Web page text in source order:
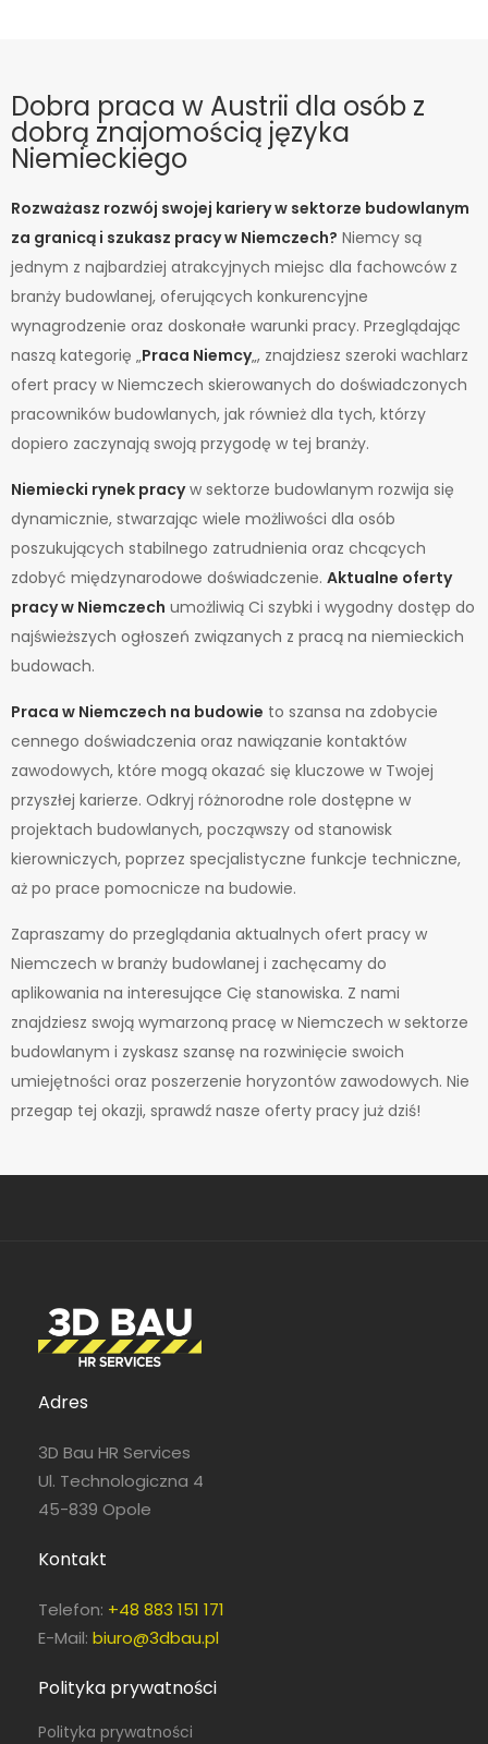
Pełny etat
Dobra praca w Austrii dla osób z
dobrą znajomością języka
Niemieckiego
Rozważasz rozwój swojej kariery w sektorze budowlanym
za granicą i szukasz pracy w Niemczech? Niemcy są
jednym z najbardziej atrakcyjnych miejsc dla fachowców z
branży budowlanej, oferujących konkurencyjne
wynagrodzenie oraz doskonałe warunki pracy. Przeglądając
naszą kategorię „Praca Niemcy„, znajdziesz szeroki wachlarz
ofert pracy w Niemczech skierowanych do doświadczonych
pracowników budowlanych, jak również dla tych, którzy
dopiero zaczynają swoją przygodę w tej branży.
Niemiecki rynek pracyw sektorze budowlanym rozwija się
dynamicznie, stwarzając wiele możliwości dla osób
poszukujących stabilnego zatrudnienia oraz chcących
zdobyć międzynarodowe doświadczenie. Aktualne oferty
pracy w Niemczech umożliwią Ci szybki i wygodny dostęp do
najświeższych ogłoszeń związanych z pracą na niemieckich
budowach.
Praca w Niemczech na budowie to szansa na zdobycie
cennego doświadczenia oraz nawiązanie kontaktów
zawodowych, które mogą okazać się kluczowe w Twojej
przyszłej karierze. Odkryj różnorodne role dostępne w
projektach budowlanych, począwszy od stanowisk
kierowniczych, poprzez specjalistyczne funkcje techniczne,
aż po prace pomocnicze na budowie.
Zapraszamy do przeglądania aktualnych ofert pracy w
Niemczech w branży budowlanej i zachęcamy do
aplikowania na interesujące Cię stanowiska. Z nami
znajdziesz swoją wymarzoną pracę w Niemczech w sektorze
budowlanym i zyskasz szansę na rozwinięcie swoich
umiejętności oraz poszerzenie horyzontów zawodowych. Nie
przegap tej okazji, sprawdź nasze oferty pracy już dziś!
Adres
3D Bau HR Services
Ul. Technologiczna 4
45-839 Opole
Kontakt
Telefon: +48 883 151 171
E-Mail: biuro@3dbau.pl
Polityka prywatności
Polityka prywatności